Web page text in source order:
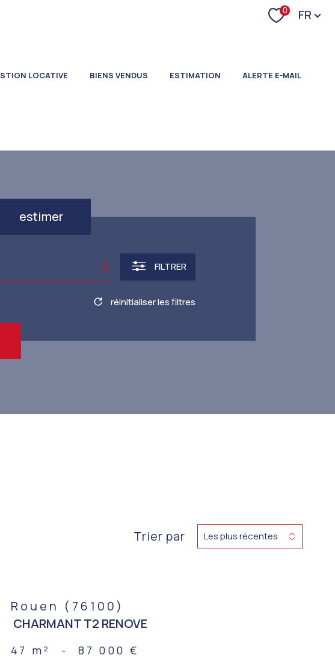
0 Langue
FR
LOCATIVE BIENS VENDUS ESTIMATION ALERTE E-MAIL
estimer
FILTRER
réinitialiser les filtres
Trier par Les plus récentes
Rouen (76100)
CHARMANT T2 RENOVE
47 m² - 87 000 €